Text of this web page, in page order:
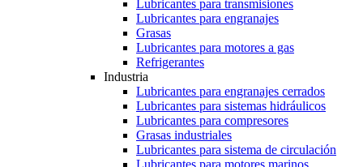
Lubricantes para transmisiones
Lubricantes para engranajes
Grasas
Lubricantes para motores a gas
Refrigerantes
Industria
Lubricantes para engranajes cerrados
Lubricantes para sistemas hidráulicos
Lubricantes para compresores
Grasas industriales
Lubricantes para sistema de circulación
Lubricantes para motores marinos